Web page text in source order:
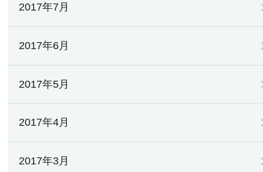
2017年7月
2017年6月
2017年5月
2017年4月
2017年3月